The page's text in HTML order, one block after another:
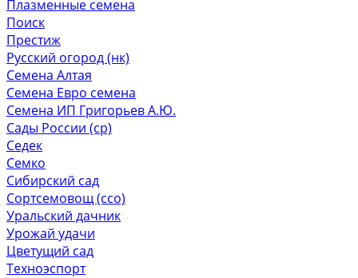
Плазменные семена
Поиск
Престиж
Русский огород (нк)
Семена Алтая
Семена Евро семена
Семена ИП Григорьев А.Ю.
Сады России (ср)
Седек
Семко
Сибирский сад
Сортсемовощ (ссо)
Уральский дачник
Урожай удачи
Цветущий сад
Техноэспорт